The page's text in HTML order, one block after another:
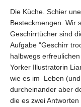
Die Küche. Schier
Besteckmengen. Wir
Geschirrtücher sind
Aufgabe "Geschirr
halbwegs
Yorker Illustratorin
wie es im Leben
durcheinander aber
die es zwei